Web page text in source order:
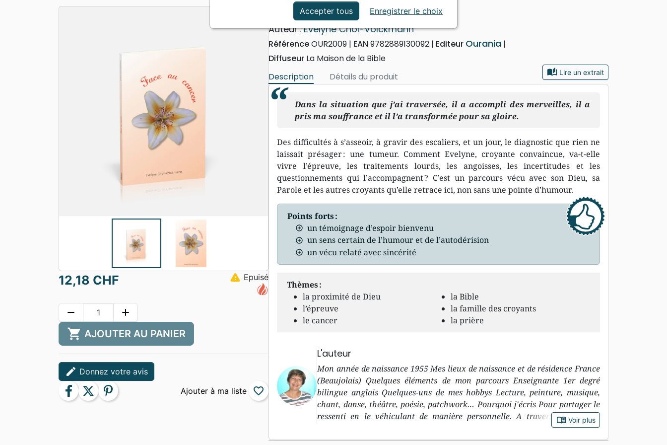
Apologétique
Formation
Événements actuels
Face au cancer
Auteur :Evelyne Chol-Volckmann
RéférenceOUR2009 EAN 9782889130092 Editeur Ourania
Diffuseur La Maison de la Bible
Description
Détails du produit auto_stories Lire un extrait
Dans la situation que j’ai traversée, il a accompli des merveilles, il a
pris ma souffrance et il l’a transformée pour sa gloire.
Des difficultés à s’asseoir, à gravir des escaliers, et un jour, le diagnostic que rien ne
laissait présager : une tumeur. Comment Evelyne, croyante convaincue, va-t-elle
vivre l’épreuve, les traitements lourds, les angoisses, les incertitudes et les
questionnements qui l’accompagnent ? C’est un parcours vécu avec son Dieu, sa
Parole et les autres croyants qu’elle retrace ici, non sans une pointe d’humour.
Points forts :
un témoignage d’espoir bienvenu
un sens certain de l’humour et de l’autodérision
un vécu relaté avec sincérité
Thèmes :
la proximité de Dieu
l’épreuve
le cancer
la Bible
la famille des croyants
la prière
L'auteur
Mon année de naissance 1955 Mes lieux de naissance et de résidence France
(Beaujolais) Quelques éléments de mon parcours Enseignante 1er degré
bilingue anglais Quelques-uns de mes hobbys Lecture, peinture, musique,
chant, danse, théâtre, poésie, patchwork… Pourquoi j'écris Pour partager le
ressenti en le véhiculant de manière personnelle. A travers la maladie,
travail d’introspection et de restitution pour évacuer les émotions et les
questions… et surtout le besoin de témoigner de ce que Dieu a fait pour moi
book_open Voir plus
12,18 CHF warning Epuisé
remove add
shopping_cart AJOUTER AU PANIER
edit Donnez votre avis
facebook twitter pinterest favorite_border
Accepter tous Enregistrer le choix